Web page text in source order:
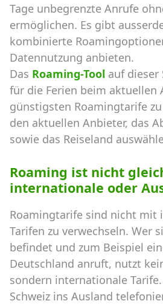
Tage unbegrenzte Anrufe
ermöglichen. Es gibt
kombinierte
Datennutzung anbieten.
Das Roaming-Tool auf dieser
für die Ferien beim aktuellen
günstigsten Roamingtarife
den aktuellen Anbieter, das
sowie das Reiseland
Roaming ist nicht
internationale oder
Roamingtarife sind nicht mit
Tarifen zu verwechseln. Wer
befindet und zum Beispiel
Deutschland anruft, nutzt
sondern internationale
Schweiz ins Ausland